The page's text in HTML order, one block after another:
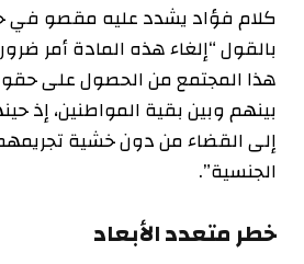
كلام فؤاد يشدد عليه مقصو في
بالقول “إلغاء هذه المادة أمر
هذا المجتمع من الحصول على
بينهم وبين بقية المواطنين، إذ
إلى القضاء من دون خشية
الجنسية”.
خطر متعدد الأبعاد